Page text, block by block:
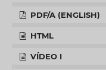
PDF/A (ENGLISH)
HTML
VÍDEO I